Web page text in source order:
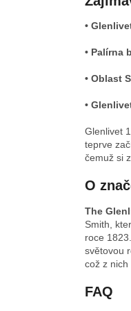
•
• Palírna
• Oblast
•
Glenlivet
teprve
čemuž si
O
The
Smith,
roce
světovou
což z
FAQ